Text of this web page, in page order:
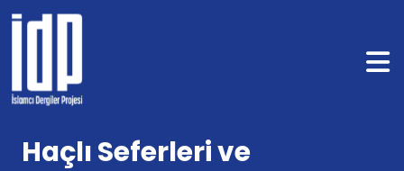
Haçlı Seferleri ve